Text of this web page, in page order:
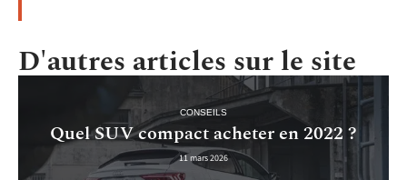
D'autres articles sur le site
CONSEILS
Quel SUV compact acheter en 2022 ?
11 mars 2026